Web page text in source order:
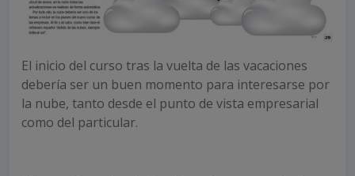
El inicio del curso tras la vuelta de las vacaciones
debería ser un buen momento para interesarse por
la nube, tanto desde el punto de vista empresarial
como del particular.